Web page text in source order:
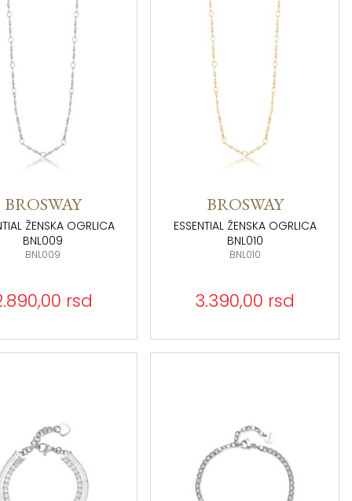
BROSWAY
ŽENSKA OGRLICA
BNL009
BNL009
rsd
BROSWAY
ESSENTIAL ŽENSKA OGRLICA
BNL010
BNL010
3.390,00 rsd